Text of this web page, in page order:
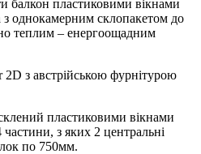
балкон пластиковими вікнами
з однокамерним склопакетом до
теплим – енергоощадним
2D з австрійською фурнітурою
пластиковими вікнами
з яких 2 центральні
по 750мм.